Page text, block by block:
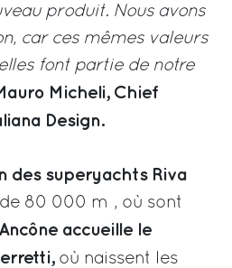
produit. Nous avons
car ces mêmes valeurs
font partie de notre
Micheli, Chief
Design.
des superyachts Riva
80 000 m², où sont
Ancône accueille le
où naissent les